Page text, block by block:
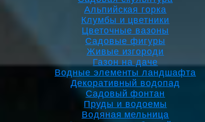
Альпийская горка
Клумбы и цветники
Цветочные вазоны
Садовые фигуры
Живые изгороди
Газон на даче
Водные элементы ландшафта
Декоративный водопад
Садовый фонтан
Пруды и водоемы
Водяная мельница